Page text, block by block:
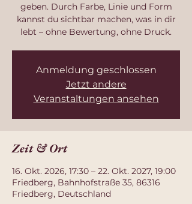
geben. Durch Farbe, Linie und Form
kannst du sichtbar machen, was in dir
lebt – ohne Bewertung, ohne Druck.
Anmeldung geschlossen
Jetzt andere
Veranstaltungen ansehen
Zeit & Ort
16. Okt. 2026, 17:30 – 22. Okt. 2027, 19:00
Friedberg, Bahnhofstraße 35, 86316
Friedberg, Deutschland